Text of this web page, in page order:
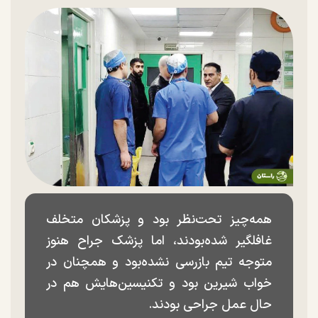
همه‌چیز تحت‌نظر بود و پزشکان متخلف
غافلگیر شده‌بودند، اما پزشک جراح هنوز
متوجه تیم بازرسی نشده‌بود و همچنان در
خواب شیرین بود و تکنیسین‌هایش هم در
حال عمل جراحی بودند.